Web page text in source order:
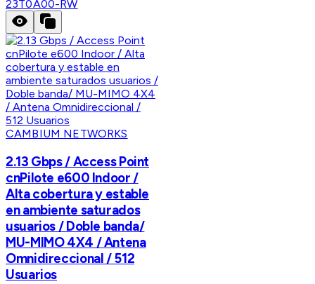
23T0A00-RW
CAMBIUM NETWORKS
2.13 Gbps / Access Point
cnPilote e600 Indoor /
Alta cobertura y estable
en ambiente saturados
usuarios / Doble banda/
MU-MIMO 4X4 / Antena
Omnidireccional / 512
Usuarios